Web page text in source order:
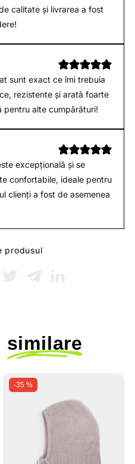
calitate și livrarea a fost
sunt exact ce îmi trebuia
rezistente și arată foarte
pentru alte cumpărături!
excepțională și se
confortabile, ideale pentru
clienți a fost de asemenea
produsul
similare
-35 %